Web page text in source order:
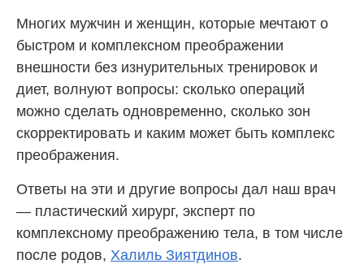
Многих мужчин и женщин, которые мечтают о
быстром и комплексном преображении
внешности без изнурительных тренировок и
диет, волнуют вопросы: сколько операций
можно сделать одновременно, сколько зон
скорректировать и каким может быть комплекс
преображения.
Ответы на эти и другие вопросы дал наш врач
— пластический хирург, эксперт по
комплексному преображению тела, в том числе
после родов, Халиль Зиятдинов.